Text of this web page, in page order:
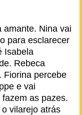
amante. Nina vai
para esclarecer
Isabela
Rebeca
Fiorina percebe
e vai
as pazes.
vilarejo atrás